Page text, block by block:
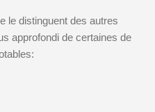
le distinguent des autres
approfondi de certaines de